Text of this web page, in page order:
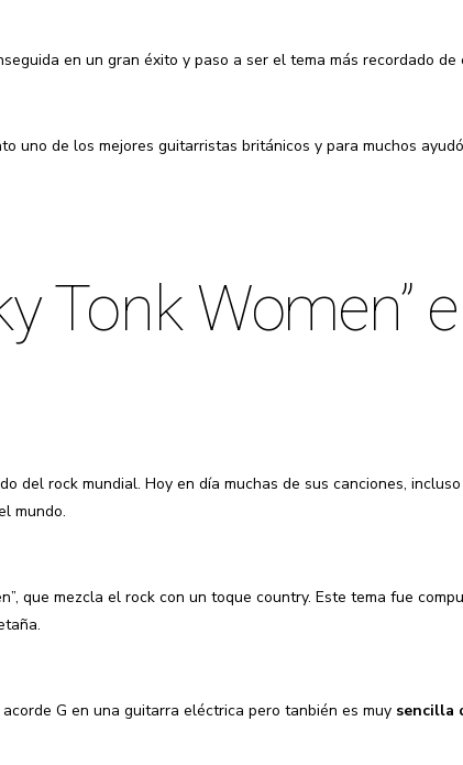
en un gran éxito y paso a ser el tema más recordado de
uno de los mejores guitarristas británicos y para muchos
Tonk Women”
del rock mundial. Hoy en día muchas de sus canciones,
mundo.
que mezcla el rock con un toque country. Este tema fue
G en una guitarra eléctrica pero tanbién es muy sencilla